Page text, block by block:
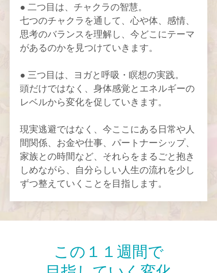
● 二つ目は、チャクラの智慧。
七つのチャクラを通して、心や体、感情、
思考のバランスを理解し、今どこにテーマ
があるのかを見つけていきます。
● 三つ目は、ヨガと呼吸・瞑想の実践。
頭だけではなく、身体感覚とエネルギーの
レベルから変化を促していきます。
現実逃避ではなく、今ここにある日常や人
間関係、お金や仕事、パートナーシップ、
家族との時間など、それらをまるごと抱き
しめながら、自分らしい人生の流れを少し
ずつ整えていくことを目指します。
この１１週間で